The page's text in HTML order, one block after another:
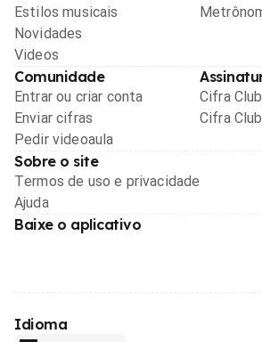
Estilos musicais
Novidades
Videos
Comunidade
Entrar ou criar conta
Enviar cifras
Pedir videoaula
Cifra
Cifra
Sobre o site
Termos de uso e privacidade
Ajuda
Baixe o aplicativo
Idioma